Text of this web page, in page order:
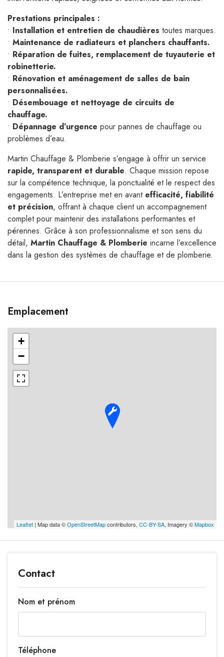
Prestations principales :
• Installation et entretien de chaudières toutes marques.
• Maintenance de radiateurs et planchers chauffants.
• Réparation de fuites, remplacement de tuyauterie et
robinetterie.
• Rénovation et aménagement de salles de bain
personnalisées.
• Désembouage et nettoyage de circuits de
chauffage.
• Dépannage d’urgence pour pannes de chauffage ou
problèmes d’eau.
Martin Chauffage & Plomberie s’engage à offrir un service
rapide, transparent et durable. Chaque mission repose
sur la compétence technique, la ponctualité et le respect des
engagements. L’entreprise met en avant efficacité, fiabilité
et précision, offrant à chaque client un accompagnement
complet pour maintenir des installations performantes et
pérennes. Grâce à son professionnalisme et son sens du
détail, Martin Chauffage & Plomberie incarne l’excellence
dans la gestion des systèmes de chauffage et de plomberie.
Emplacement
+
−
Leaflet | Map data ©OpenStreetMapcontributors, CC-BY-SA, Imagery ©Mapbox
Contact
Nom et prénom
Téléphone